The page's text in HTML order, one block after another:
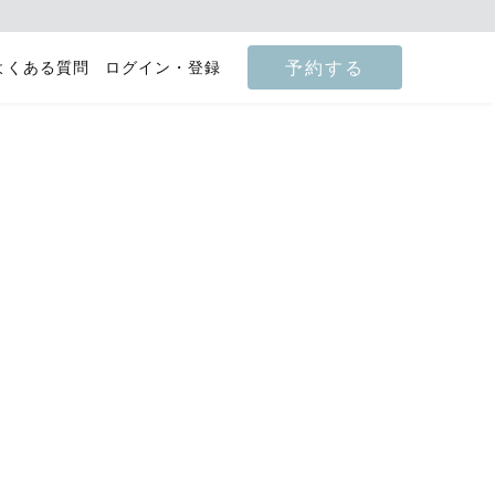
くある質問 ログイン・登録 予約する